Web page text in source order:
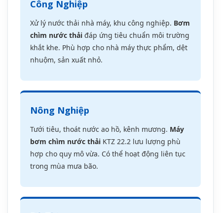
bơm chìm nước thải
hợp cho quy mô vừa. Có thể hoạt động liên tục
trong mùa mưa bão.
Đô Thị
thống cống rãnh.
động tự động 24/7. Tích hợp hệ thống điều
khiển thông minh với phao điện.
Tòa Nhà